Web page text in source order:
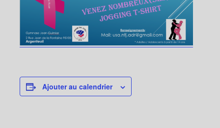
Ajouter au calendrier